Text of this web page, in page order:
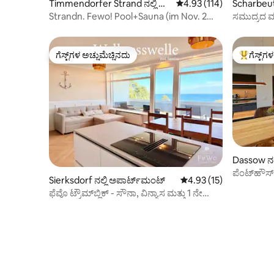
Timmendorfer Strand ನಲ್ಲಿ ಅ
ಪಾರ್ಟ್‌ಮಂಟ್
5 ರಲ್ಲಿ 4.93 ಸರಾಸರಿ
4.93 (114)
Strandn. Fewo! Pool+Sauna (im Nov. 2
ಸಮುದ್ರದ
ಗೆಸ್ಟ್‌ಗಳ ಅಚ್ಚುಮೆಚ್ಚಿನದು
ಗೆಸ್ಟ್‌ಗಳ ಅಚ್ಚುಮೆಚ್ಚಿನದು
Sierksdorf ನಲ್ಲಿ ಅಪಾರ್ಟ್‌ಮಂಟ್ 5 ರಲ್ಲಿ 4.93 ಸರಾಸರಿ
4.93 (15)
ಫೆವೊ ಟ್ರೌಮ್‌ಬ್ಲಿಕ್ - ಸೌನಾ, ವಿನ್ಯಾಸ ಮತ್ತು 1 ನೇ
ಗೆಸ್ಟ್‌ಗಳಿಗೆ
Dassow
ಪೆಂಟ್‌ಹೌಸ್